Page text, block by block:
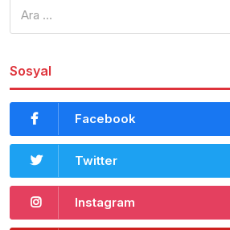
Sosyal
Facebook
Twitter
Instagram